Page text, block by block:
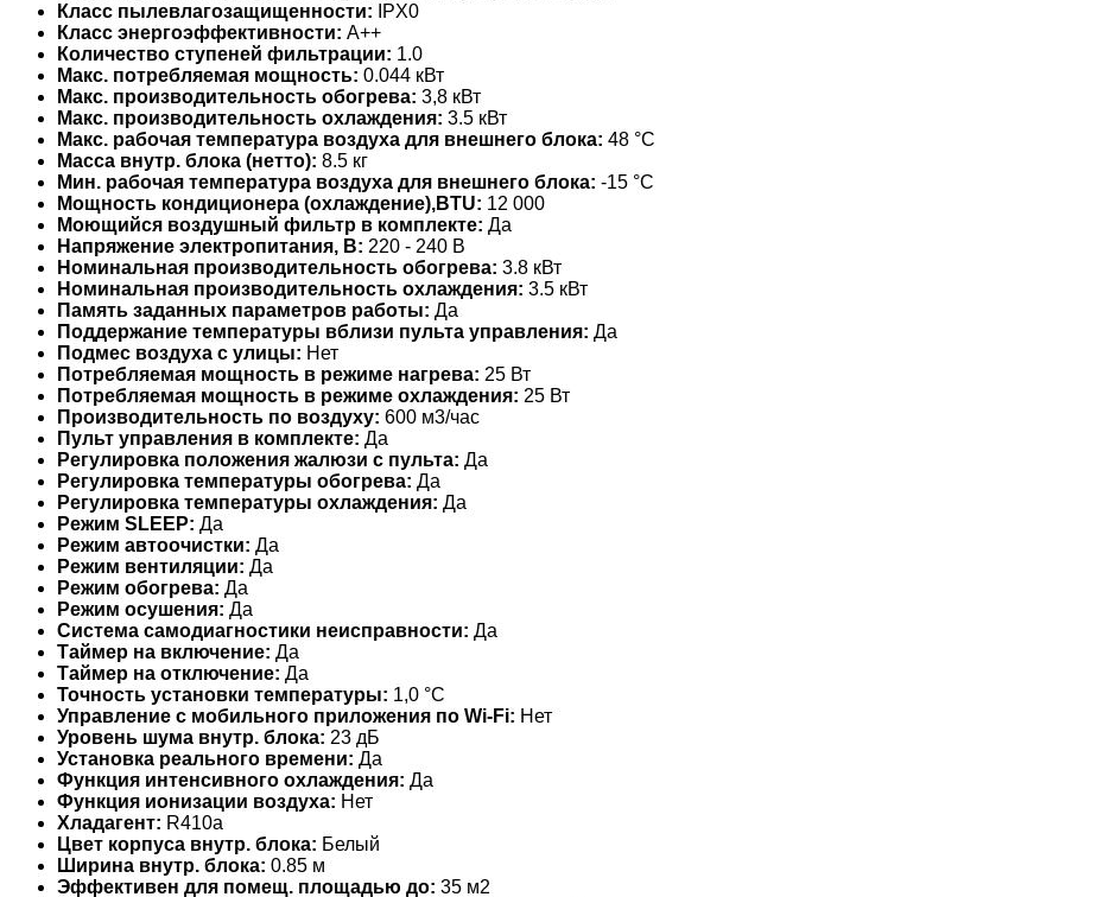
Класс пылевлагозащищенности: IPX0
Класс энергоэффективности: A++
Количество ступеней фильтрации: 1.0
Макс. потребляемая мощность: 0.044 кВт
Макс. производительность обогрева: 3,8 кВт
Макс. производительность охлаждения: 3.5 кВт
Макс. рабочая температура воздуха для внешнего блока: 48 °С
Масса внутр. блока (нетто): 8.5 кг
Мин. рабочая температура воздуха для внешнего блока: -15 °С
Мощность кондиционера (охлаждение),BTU: 12 000
Моющийся воздушный фильтр в комплекте: Да
Напряжение электропитания, В: 220 - 240 В
Номинальная производительность обогрева: 3.8 кВт
Номинальная производительность охлаждения: 3.5 кВт
Память заданных параметров работы: Да
Поддержание температуры вблизи пульта управления: Да
Подмес воздуха с улицы: Нет
Потребляемая мощность в режиме нагрева: 25 Вт
Потребляемая мощность в режиме охлаждения: 25 Вт
Производительность по воздуху: 600 м3/час
Пульт управления в комплекте: Да
Регулировка положения жалюзи с пульта: Да
Регулировка температуры обогрева: Да
Регулировка температуры охлаждения: Да
Режим SLEEP: Да
Режим автоочистки: Да
Режим вентиляции: Да
Режим обогрева: Да
Режим осушения: Да
Система самодиагностики неисправности: Да
Таймер на включение: Да
Таймер на отключение: Да
Точность установки температуры: 1,0 °С
Управление c мобильного приложения по Wi-Fi: Нет
Уровень шума внутр. блока: 23 дБ
Установка реального времени: Да
Функция интенсивного охлаждения: Да
Функция ионизации воздуха: Нет
Хладагент: R410a
Цвет корпуса внутр. блока: Белый
Ширина внутр. блока: 0.85 м
Эффективен для помещ. площадью до: 35 м2